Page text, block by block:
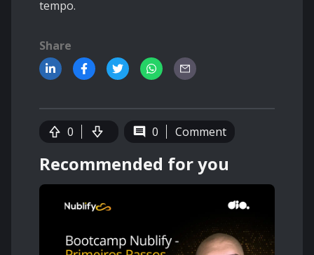
tempo.
Share
0 0 Comment
Recommended for you